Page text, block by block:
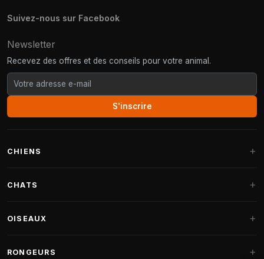
Suivez-nous sur Facebook
Newsletter
Recevez des offres et des conseils pour votre animal.
S'inscrire
CHIENS
Paniers Fantail
CHATS
Arbres à chat Maine Coon
OISEAUX
RONGEURS